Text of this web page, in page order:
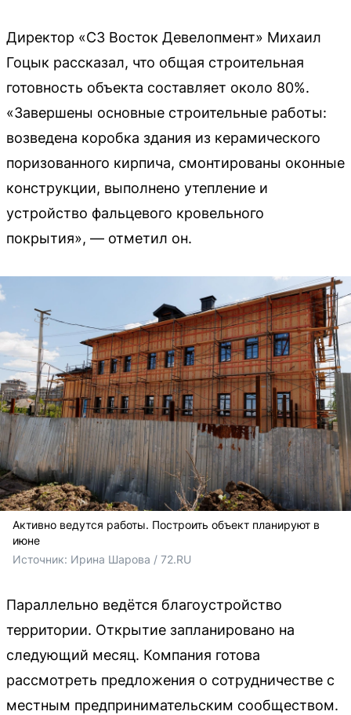
Директор «СЗ Восток Девелопмент» Михаил
Гоцык рассказал, что общая строительная
готовность объекта составляет около 80%.
«Завершены основные строительные работы:
возведена коробка здания из керамического
поризованного кирпича, смонтированы оконные
конструкции, выполнено утепление и
устройство фальцевого кровельного
покрытия», — отметил он.
Активно ведутся работы. Построить объект планируют в
июне
Источник: Ирина Шарова / 72.RU
Параллельно ведётся благоустройство
территории. Открытие запланировано на
следующий месяц. Компания готова
рассмотреть предложения о сотрудничестве с
местным предпринимательским сообществом.